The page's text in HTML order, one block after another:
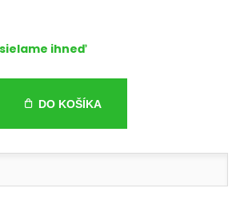
ihneď
DO KOŠÍKA